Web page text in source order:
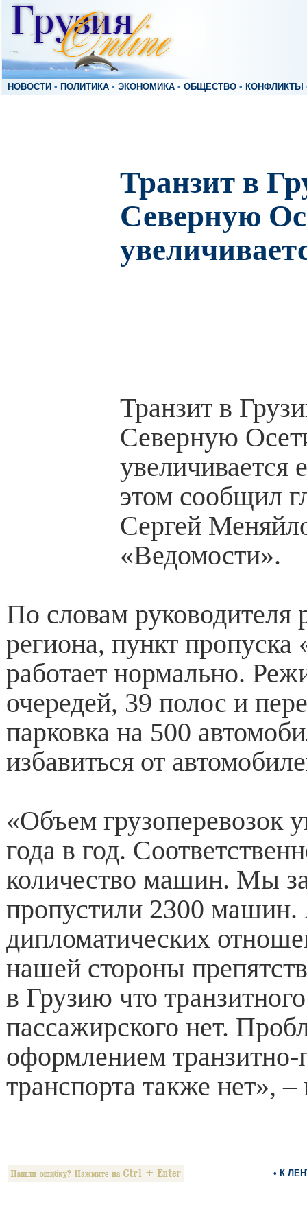
НОВОСТИ • ПОЛИТИКА • ЭКОНОМИКА • ОБЩЕСТВО • КОНФЛИКТЫ
Транзит в
Северную
Транзит в
Северную
увеличивается
этом сообщил
Сергей
«Ведомости».
По словам руководителя
региона, пункт
работает нормально.
очередей, 39 полос и
парковка на 500
избавиться от
«Объем грузоперевозок
года в год.
количество машин. Мы
пропустили 2300
дипломатических
нашей стороны
в Грузию что
пассажирского нет.
оформлением транзитно-
транспорта также нет»,
• К